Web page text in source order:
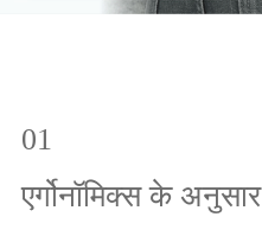
01
एर्गोनॉमिक्स के अनुसार